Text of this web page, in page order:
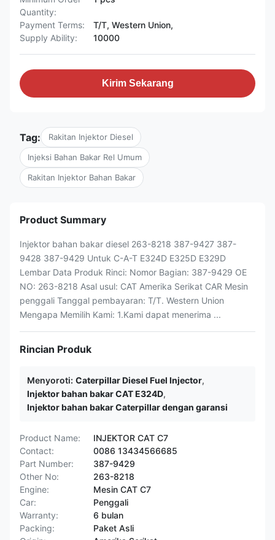
Quantity:
Payment Terms:
T/T, Western Union,
Supply Ability:
10000
Kirim Sekarang
Tag: Rakitan Injektor Diesel
Injeksi Bahan Bakar Rel Umum
Rakitan Injektor Bahan Bakar
Product Summary
Injektor bahan bakar diesel 263-8218 387-9427 387-
9428 387-9429 Untuk C-A-T E324D E325D E329D
Lembar Data Produk Rinci: Nomor Bagian: 387-9429 OE
NO: 263-8218 Asal usul: CAT Amerika Serikat CAR Mesin
penggali Tanggal pembayaran: T/T. Western Union
Mengapa Memilih Kami: 1.Kami dapat menerima ...
Rincian Produk
Menyoroti: Caterpillar Diesel Fuel Injector,
Injektor bahan bakar CAT E324D,
Injektor bahan bakar Caterpillar dengan garansi
Product Name:
INJEKTOR CAT C7
Contact:
0086 13434566685
Part Number:
387-9429
Other No:
263-8218
Engine:
Mesin CAT C7
Car:
Penggali
Warranty:
6 bulan
Packing:
Paket Asli